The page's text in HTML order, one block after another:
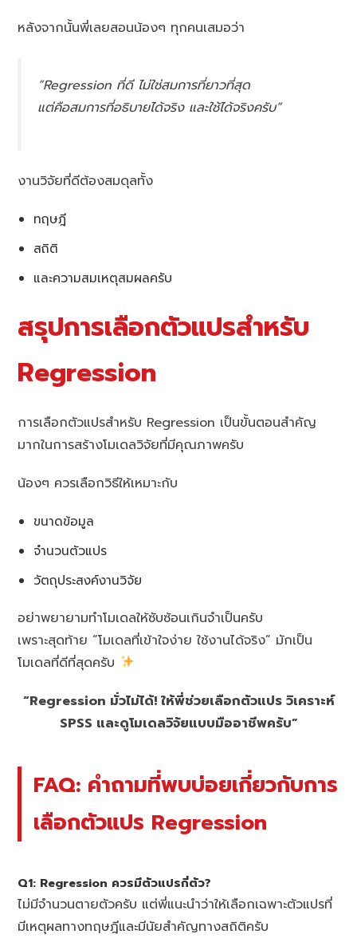
หลังจากนั้นพี่เลยสอนน้องๆ ทุกคนเสมอว่า
“Regression ที่ดี ไม่ใช่สมการที่ยาวที่สุด
แต่คือสมการที่อธิบายได้จริง และใช้ได้จริงครับ”
งานวิจัยที่ดีต้องสมดุลทั้ง
ทฤษฎี
สถิติ
และความสมเหตุสมผลครับ
สรุปการเลือกตัวแปรสำหรับ
Regression
การเลือกตัวแปรสำหรับ Regression เป็นขั้นตอนสำคัญ
มากในการสร้างโมเดลวิจัยที่มีคุณภาพครับ
น้องๆ ควรเลือกวิธีให้เหมาะกับ
ขนาดข้อมูล
จำนวนตัวแปร
วัตถุประสงค์งานวิจัย
อย่าพยายามทำโมเดลให้ซับซ้อนเกินจำเป็นครับ
เพราะสุดท้าย “โมเดลที่เข้าใจง่าย ใช้งานได้จริง” มักเป็น
โมเดลที่ดีที่สุดครับ
“Regression มั่วไม่ได้! ให้พี่ช่วยเลือกตัวแปร วิเคราะห์
SPSS และดูโมเดลวิจัยแบบมืออาชีพครับ”
FAQ: คำถามที่พบบ่อยเกี่ยวกับการ
เลือกตัวแปร Regression
Q1: Regression ควรมีตัวแปรกี่ตัว?
ไม่มีจำนวนตายตัวครับ แต่พี่แนะนำว่าให้เลือกเฉพาะตัวแปรที่
มีเหตุผลทางทฤษฎีและมีนัยสำคัญทางสถิติครับ